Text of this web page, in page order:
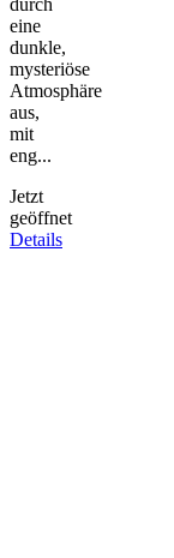
eine
dunkle,
mysteriöse
Atmosphäre
aus,
mit
eng...
Jetzt
geöffnet
Details